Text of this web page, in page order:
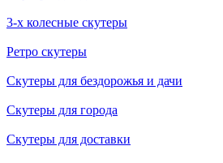
3-х колесные скутеры
Ретро скутеры
Скутеры для бездорожья и дачи
Скутеры для города
Скутеры для доставки